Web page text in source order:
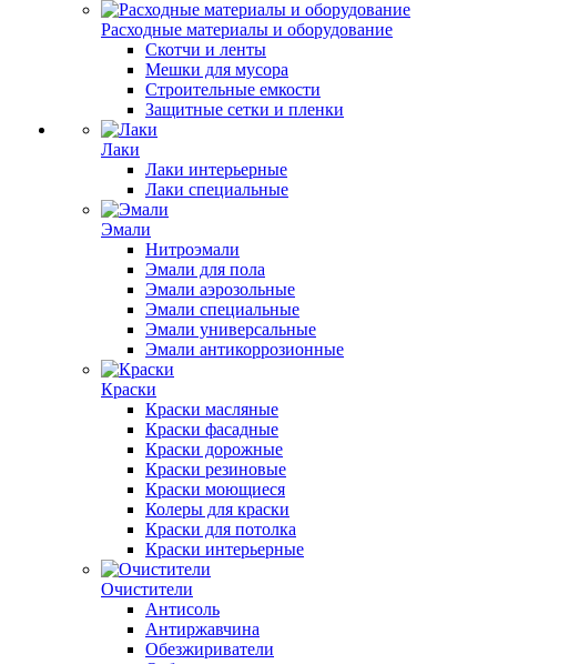
Расходные материалы и оборудование
Скотчи и ленты
Мешки для мусора
Строительные емкости
Защитные сетки и пленки
Лаки
Лаки интерьерные
Лаки специальные
Эмали
Нитроэмали
Эмали для пола
Эмали аэрозольные
Эмали специальные
Эмали универсальные
Эмали антикоррозионные
Краски
Краски масляные
Краски фасадные
Краски дорожные
Краски резиновые
Краски моющиеся
Колеры для краски
Краски для потолка
Краски интерьерные
Очистители
Антисоль
Антиржавчина
Обезжириватели